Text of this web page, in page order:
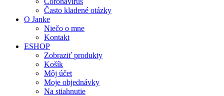
Často kladené otázky
O Janke
Niečo o mne
Kontakt
ESHOP
Zobraziť produkty
Košík
Môj účet
Moje objednávky
Na stiahnutie